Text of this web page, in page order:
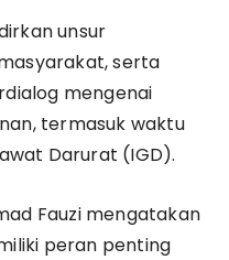
unsur
serta
mengenai
termasuk waktu
Darurat (IGD).
Fauzi mengatakan
peran penting